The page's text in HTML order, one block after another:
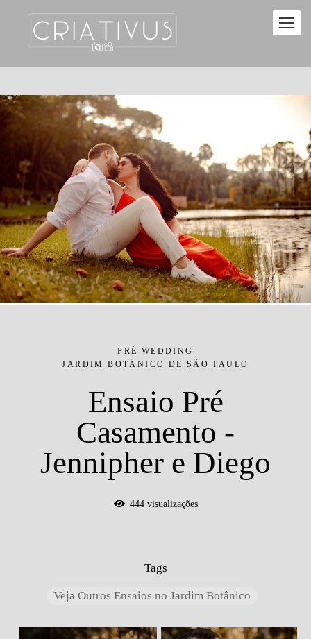
PRÉ WEDDING
JARDIM BOTÂNICO DE SÃO PAULO
Ensaio Pré
Casamento -
Jennipher e Diego
444visualizações
Tags
Veja Outros Ensaios no Jardim Botânico